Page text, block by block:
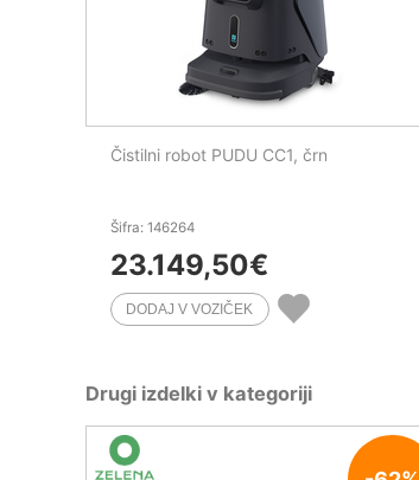
Čistilni robot PUDU CC1, črn
Šifra: 146264
23.149,50€
Drugi izdelki v kategoriji